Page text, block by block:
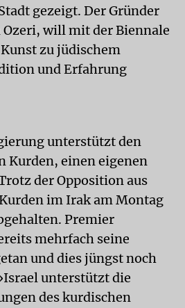
gezeigt. Der Gründer
Ozeri, will mit der Biennale
zu jüdischem
und Erfahrung
unterstützt den
Kurden, einen eigenen
der Opposition aus
im Irak am Montag
Premier
mehrfach seine
und dies jüngst noch
unterstützt die
des kurdischen